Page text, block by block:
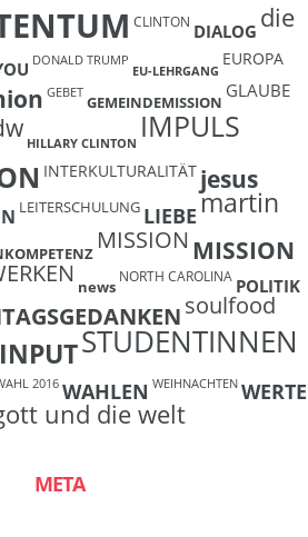
CLINTON DIALOG die
DONALD TRUMP
EU-LEHRGANG
EUROPA
GEBET GEMEINDEMISSION
GLAUBE
HILLARY CLINTON IMPULS
INTERKULTURALITÄT jesus
LEITERSCHULUNG LIEBEmartin
MISSION MISSION
news
NORTH CAROLINA POLITIK
soulfood
STUDENTINNEN
2016 WAHLEN WEIHNACHTEN WERTE
und die welt
META